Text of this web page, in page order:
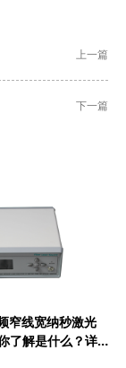
上一篇
下一篇
窄线宽纳秒激光
了解是什么？详